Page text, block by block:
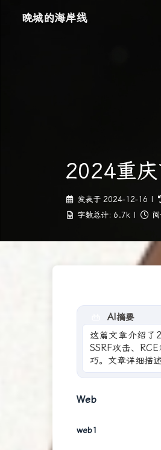
晚城的海岸线
2024重
发表于 2024-12-16
字数总计: 6.7k
AI摘要
这篇文章介绍了
SSRF攻击、
巧。文章详细描
Web
web1